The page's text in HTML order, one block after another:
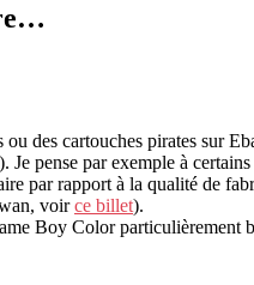
des cartouches pirates sur
pense par exemple à
par rapport à la qualité de
voirce billet).
Boy Color particulièrement